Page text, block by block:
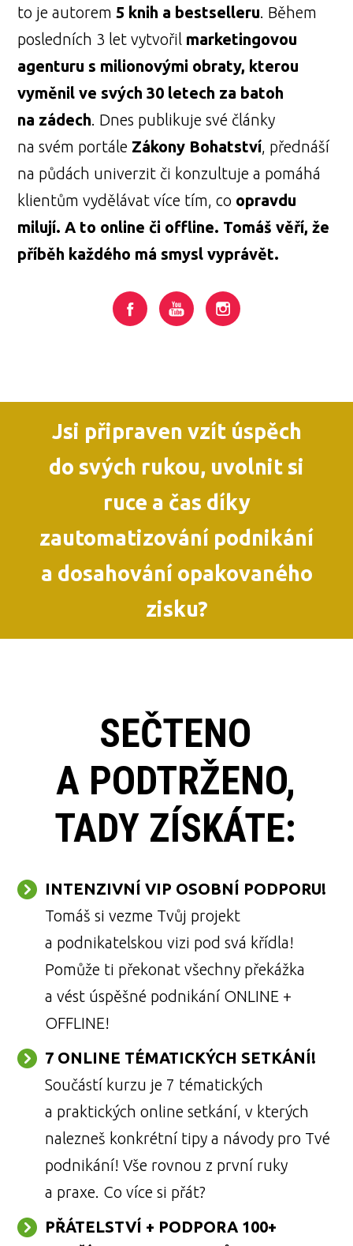
to je autorem5 knih a bestselleru. Během
posledních 3 let vytvořil marketingovou
agenturu s milionovými obraty, kterou
vyměnil ve svých 30 letech za batoh
na zádech. Dnes publikuje své články
na svém portále Zákony Bohatství, přednáší
na půdách univerzit či konzultuje a pomáhá
klientům vydělávat více tím, co opravdu
milují. A to online či offline. Tomáš věří, že
příběh každého má smysl vyprávět.
Jsi připraven vzít úspěch
do svých rukou, uvolnit si
ruce a čas díky
zautomatizování podnikání
a dosahování opakovaného
zisku?
SEČTENO
A PODTRŽENO,
TADY ZÍSKÁTE:
INTENZIVNÍ VIP OSOBNÍ PODPORU!
Tomáš si vezme Tvůj projekt
a podnikatelskou vizi pod svá křídla!
Pomůže ti překonat všechny překážka
a vést úspěšné podnikání ONLINE +
OFFLINE!
7 ONLINE TÉMATICKÝCH SETKÁNÍ!
Součástí kurzu je 7 tématických
a praktických online setkání, v kterých
nalezneš konkrétní tipy a návody pro Tvé
podnikání! Vše rovnou z první ruky
a praxe. Co více si přát?
PŘÁTELSTVÍ + PODPORA 100+